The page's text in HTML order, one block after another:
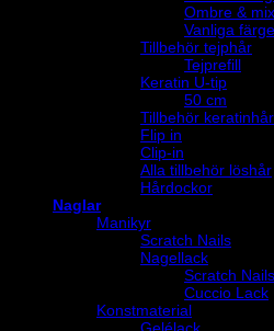
Ombre &
Vanliga
Tillbehör tejphår
Tejprefill
Keratin U-tip
50 cm
Tillbehör keratinhår
Flip in
Clip-in
Alla tillbehör löshår
Hårdockor
Naglar
Manikyr
Scratch Nails
Nagellack
Scratch
Cuccio Lack
Konstmaterial